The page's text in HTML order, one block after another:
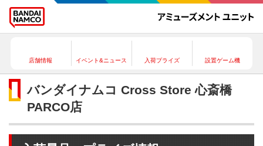
店舗情報 イベント&ニュース 入荷プライズ 設置ゲーム機
バンダイナムコ Cross Store 心斎橋
PARCO店